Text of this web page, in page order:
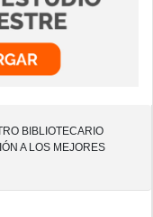
BIBLIOTECARIO
A LOS MEJORES